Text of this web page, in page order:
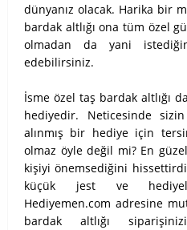
dünyanız olacak. Harika bir
bardak altlığı ona tüm özel
olmadan da yani
edebilirsiniz.
İsme özel taş bardak altlığı
hediyedir. Neticesinde
alınmış bir hediye için
olmaz öyle değil mi? En
kişiyi önemsediğini
küçük jest ve
Hediyemen.com adresine
bardak altlığı